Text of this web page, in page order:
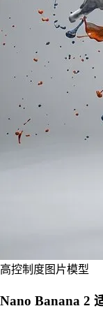
高控制度图片模型
Nano Banana 2